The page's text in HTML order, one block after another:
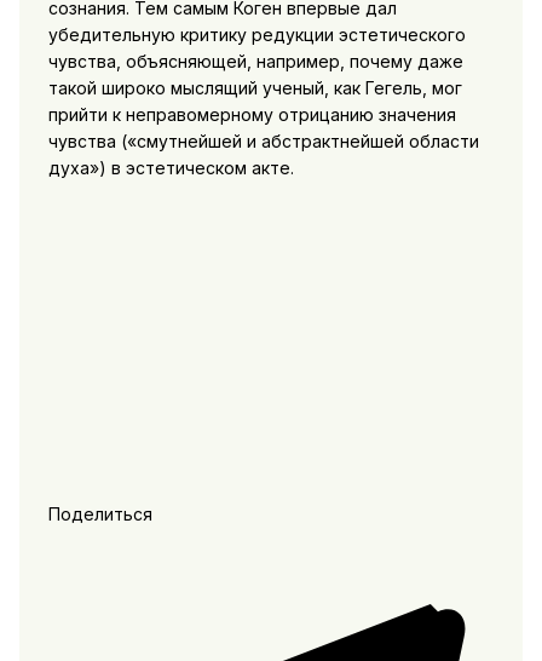
сознания. Тем самым Коген впервые дал
убедительную критику редукции эстетического
чувства, объясняющей, например, почему даже
такой широко мыслящий ученый, как Гегель, мог
прийти к неправомерному отрицанию значения
чувства («смутнейшей и абстрактнейшей области
духа») в эстетическом акте.
Поделиться